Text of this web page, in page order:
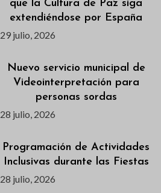
que la Cultura de Paz siga
extendiéndose por España
29 julio, 2026
Nuevo servicio municipal de
Videointerpretación para
personas sordas
28 julio, 2026
Programación de Actividades
Inclusivas durante las Fiestas
28 julio, 2026